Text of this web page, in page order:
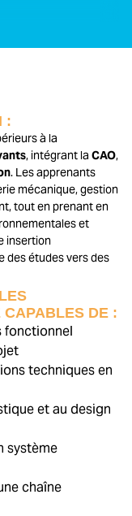
:
à la
, intégrant la CAO,
. Les apprenants
mécanique, gestion
tout en prenant en
et
insertion
des études vers des
CAPABLES DE :
fonctionnel
techniques en
et au design
système
chaîne